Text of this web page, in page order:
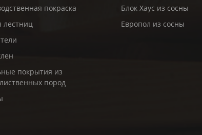
покраска
лестниц
покрытия из
пород
Блок Хаус из сосны
Европол из сосны